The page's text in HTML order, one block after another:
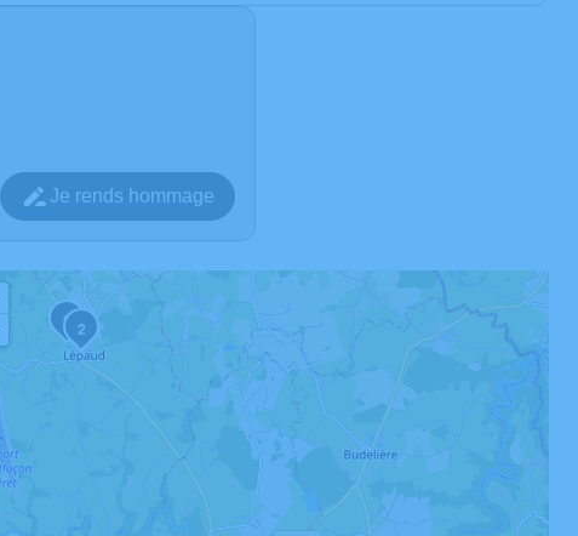
Je rends hommage
2
3